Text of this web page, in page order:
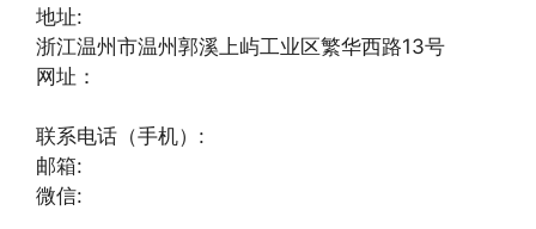
地址:
浙江温州市温州郭溪上屿工业区繁华西路13号
网址：
联系电话（手机）:
邮箱:
微信: